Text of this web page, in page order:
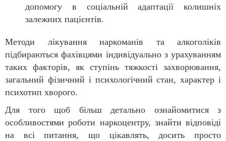
допомогу в соціальній адаптації колишніх
залежних пацієнтів.
Методи лікування наркоманів та алкоголіків
підбираються фахівцями індивідуально з урахуванням
таких факторів, як ступінь тяжкості захворювання,
загальний фізичний і психологічний стан, характер і
психотип хворого.
Для того щоб більш детально ознайомитися з
особливостями роботи наркоцентру, знайти відповіді
на всі питання, що цікавлять, досить просто